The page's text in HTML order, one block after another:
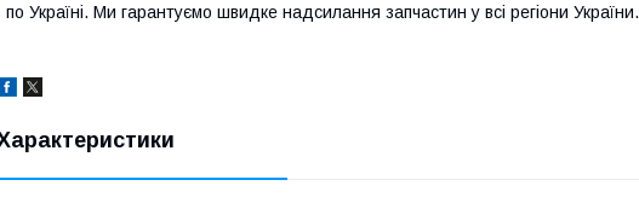
по Україні. Ми гарантуємо швидке надсилання запчастин у всі регіони України.